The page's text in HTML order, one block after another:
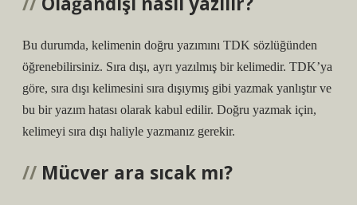
Bu durumda, kelimenin doğru yazımını TDK sözlüğünden
öğrenebilirsiniz. Sıra dışı, ayrı yazılmış bir kelimedir. TDK’ya
göre, sıra dışı kelimesini sıra dışıymış gibi yazmak yanlıştır ve
bu bir yazım hatası olarak kabul edilir. Doğru yazmak için,
kelimeyi sıra dışı haliyle yazmanız gerekir.
Mücver ara sıcak mı?